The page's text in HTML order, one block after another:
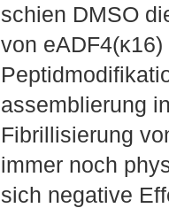
schien DMSO
von
assemblierung
Fibrillisierung
immer noch
sich negative